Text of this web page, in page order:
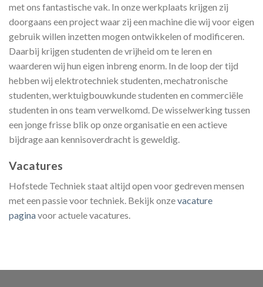
met ons fantastische vak. In onze werkplaats krijgen zij
doorgaans een project waar zij een machine die wij voor eigen
gebruik willen inzetten mogen ontwikkelen of modificeren.
Daarbij krijgen studenten de vrijheid om te leren en
waarderen wij hun eigen inbreng enorm. In de loop der tijd
hebben wij elektrotechniek studenten, mechatronische
studenten, werktuigbouwkunde studenten en commerciële
studenten in ons team verwelkomd. De wisselwerking tussen
een jonge frisse blik op onze organisatie en een actieve
bijdrage aan kennisoverdracht is geweldig.
Vacatures
Hofstede Techniek staat altijd open voor gedreven mensen
met een passie voor techniek. Bekijk onzevacature
paginavoor actuele vacatures.